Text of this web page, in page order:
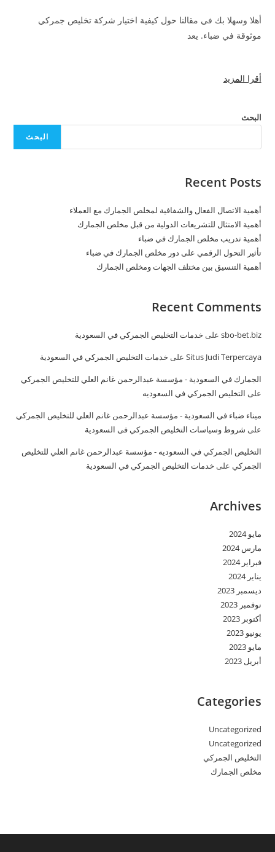
أهلا وسهلا بك في مقالنا حول كيفية اختيار شركة تخليص جمركي
موثوقة في ضباء. يعد
أقرا المزيد
البحث
البحث
Recent Posts
أهمية الاتصال الفعال والشفافية لمخلص الجمارك مع العملاء
أهمية الامتثال للتشريعات الدولية من قبل مخلص الجمارك
أهمية تدريب مخلص الجمارك في ضباء
تأثير التحول الرقمي على دور مخلص الجمارك في ضباء
أهمية التنسيق بين مختلف الجهات ومخلص الجمارك
Recent Comments
sbo-bet.biz على خدمات التخليص الجمركي في السعودية
Situs Judi Terpercaya على خدمات التخليص الجمركي في السعودية
الجمارك في السعودية - مؤسسة عبدالرحمن غانم العلي للتخليص الجمركي
على التخليص الجمركي في السعوديه
ميناء ضباء في السعودية - مؤسسة عبدالرحمن غانم العلي للتخليص الجمركي
على شروط وسياسات التخليص الجمركي فى السعودية
التخليص الجمركي في السعوديه - مؤسسة عبدالرحمن غانم العلي للتخليص
الجمركي على خدمات التخليص الجمركي في السعودية
Archives
مايو 2024
مارس 2024
فبراير 2024
يناير 2024
ديسمبر 2023
نوفمبر 2023
أكتوبر 2023
يونيو 2023
مايو 2023
أبريل 2023
Categories
Uncategorized
Uncategorized
التخليص الجمركي
مخلص الجمارك